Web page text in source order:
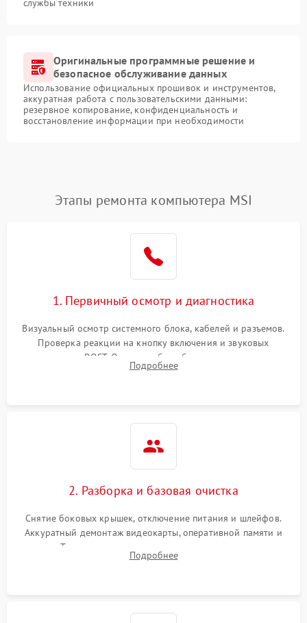
службы техники
Оригинальные программные решение и
безопасное обслуживание данных
Использование официальных прошивок и инструментов,
аккуратная работа с пользовательскими данными:
резервное копирование, конфиденциальность и
восстановление информации при необходимости
Этапы ремонта компьютера MSI
1. Первичный осмотр и диагностика
Визуальный осмотр системного блока, кабелей и разъемов.
Проверка реакции на кнопку включения и звуковых
сигналов POST. Оценка работы блока питания для
локализации базовых неисправностей без полного разбора.
Подробнее
2. Разборка и базовая очистка
Снятие боковых крышек, отключение питания и шлейфов.
Аккуратный демонтаж видеокарты, оперативной памяти и
кулеров. Тщательная очистка корпуса и радиаторов от пыли
с помощью сжатого воздуха для предотвращения
Подробнее